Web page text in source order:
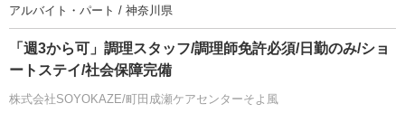
アルバイト・パート / 神奈川県
「週3から可」調理スタッフ/調理師免許必須/日勤のみ/ショ
ートステイ/社会保障完備
株式会社SOYOKAZE/町田成瀬ケアセンターそよ風